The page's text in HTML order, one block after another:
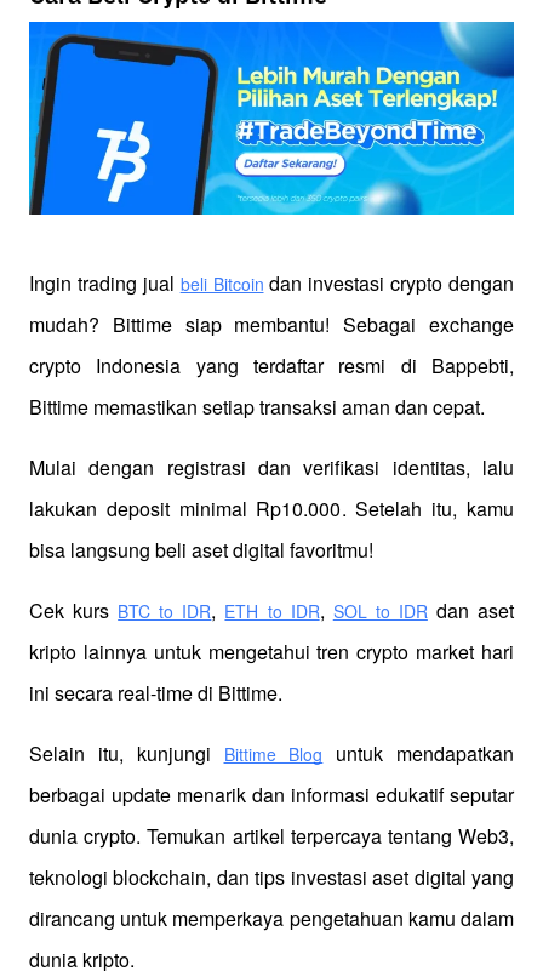
Ingin trading jual beli Bitcoin dan investasi crypto dengan
mudah? Bittime siap membantu! Sebagai exchange
crypto Indonesia yang terdaftar resmi di Bappebti,
Bittime memastikan setiap transaksi aman dan cepat.
Mulai dengan registrasi dan verifikasi identitas, lalu
lakukan deposit minimal Rp10.000. Setelah itu, kamu
bisa langsung beli aset digital favoritmu!
Cek kurs BTC to IDR, ETH to IDR, SOL to IDR dan aset
kripto lainnya untuk mengetahui tren crypto market hari
ini secara real-time di Bittime.
Selain itu, kunjungi Bittime Blog
untuk mendapatkan
berbagai update menarik dan informasi edukatif seputar
dunia crypto. Temukan artikel terpercaya tentang Web3,
teknologi blockchain, dan tips investasi aset digital yang
dirancang untuk memperkaya pengetahuan kamu dalam
dunia kripto.